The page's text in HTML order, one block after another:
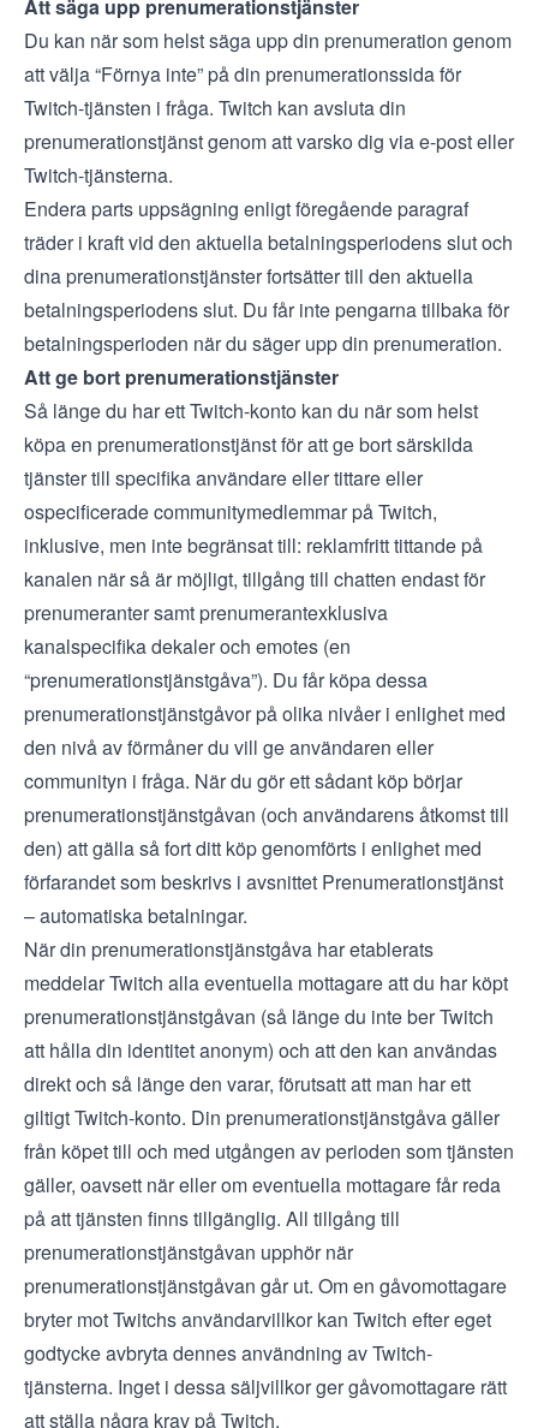
Att säga upp prenumerationstjänster
Du kan när som helst säga upp din prenumeration genom
att välja “Förnya inte” på din prenumerationssida för
Twitch-tjänsten i fråga. Twitch kan avsluta din
prenumerationstjänst genom att varsko dig via e-post eller
Twitch-tjänsterna.
Endera parts uppsägning enligt föregående paragraf
träder i kraft vid den aktuella betalningsperiodens slut och
dina prenumerationstjänster fortsätter till den aktuella
betalningsperiodens slut. Du får inte pengarna tillbaka för
betalningsperioden när du säger upp din prenumeration.
Att ge bort prenumerationstjänster
Så länge du har ett Twitch-konto kan du när som helst
köpa en prenumerationstjänst för att ge bort särskilda
tjänster till specifika användare eller tittare eller
ospecificerade communitymedlemmar på Twitch,
inklusive, men inte begränsat till: reklamfritt tittande på
kanalen när så är möjligt, tillgång till chatten endast för
prenumeranter samt prenumerantexklusiva
kanalspecifika dekaler och emotes (en
“prenumerationstjänstgåva”). Du får köpa dessa
prenumerationstjänstgåvor på olika nivåer i enlighet med
den nivå av förmåner du vill ge användaren eller
communityn i fråga. När du gör ett sådant köp börjar
prenumerationstjänstgåvan (och användarens åtkomst till
den) att gälla så fort ditt köp genomförts i enlighet med
förfarandet som beskrivs i avsnittet Prenumerationstjänst
– automatiska betalningar.
När din prenumerationstjänstgåva har etablerats
meddelar Twitch alla eventuella mottagare att du har köpt
prenumerationstjänstgåvan (så länge du inte ber Twitch
att hålla din identitet anonym) och att den kan användas
direkt och så länge den varar, förutsatt att man har ett
giltigt Twitch-konto. Din prenumerationstjänstgåva gäller
från köpet till och med utgången av perioden som tjänsten
gäller, oavsett när eller om eventuella mottagare får reda
på att tjänsten finns tillgänglig. All tillgång till
prenumerationstjänstgåvan upphör när
prenumerationstjänstgåvan går ut. Om en gåvomottagare
bryter mot Twitchsanvändarvillkorkan Twitch efter eget
godtycke avbryta dennes användning av Twitch-
tjänsterna. Inget i dessa säljvillkor ger gåvomottagare rätt
att ställa några krav på Twitch.